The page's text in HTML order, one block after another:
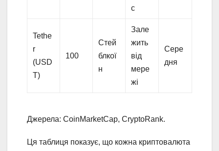
с
Tethe
r
(USD
T)
100
Стей
блкої
н
Зале
жить
від
мере
жі
Сере
дня
Джерела: CoinMarketCap, CryptoRank.
Ця таблиця показує, що кожна криптовалюта